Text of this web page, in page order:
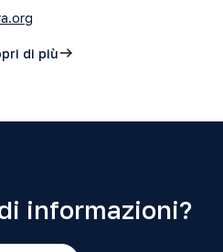
di più
informazioni?